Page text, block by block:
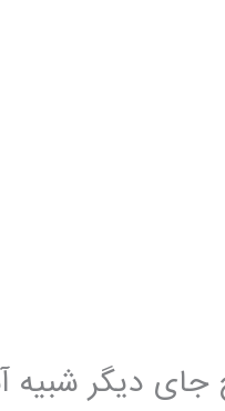
دیگر شبیه